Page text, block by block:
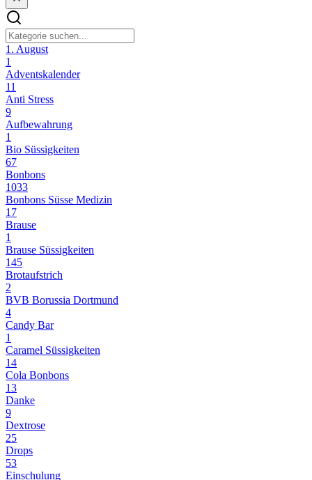
1. August
1
Adventskalender
11
Anti Stress
9
Aufbewahrung
1
Bio Süssigkeiten
67
Bonbons
1033
Bonbons Süsse Medizin
17
Brause
1
Brause Süssigkeiten
145
Brotaufstrich
2
BVB Borussia Dortmund
4
Candy Bar
1
Caramel Süssigkeiten
14
Cola Bonbons
13
Danke
9
Dextrose
25
Drops
53
Einschulung